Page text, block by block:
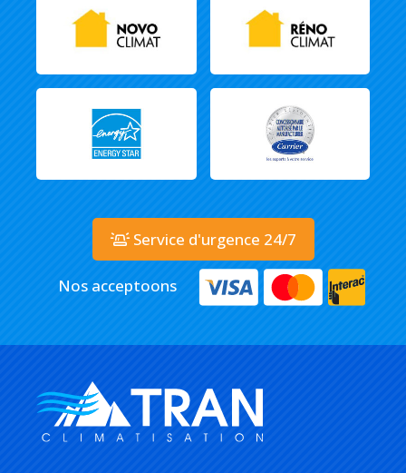
Service d'urgence 24/7
Nos acceptoons